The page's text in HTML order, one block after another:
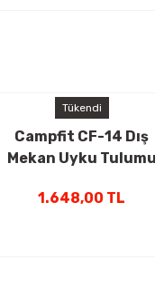
Tükendi
Campfit CF-14 Dış
Mekan Uyku Tulumu
Mavi
1.648,00 TL